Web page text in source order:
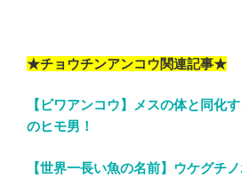
★チョウチンアンコウ関連記事★
【ビワアンコウ】メスの体と同化
のヒモ男！
【世界一長い魚の名前】ウケグチ